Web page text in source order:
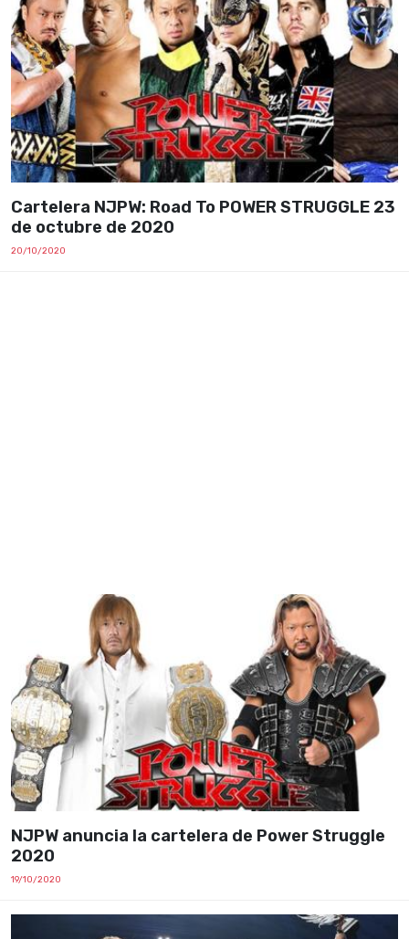
Cartelera NJPW: Road To POWER STRUGGLE 23
de octubre de 2020
20/10/2020
NJPW anuncia la cartelera de Power Struggle
2020
19/10/2020